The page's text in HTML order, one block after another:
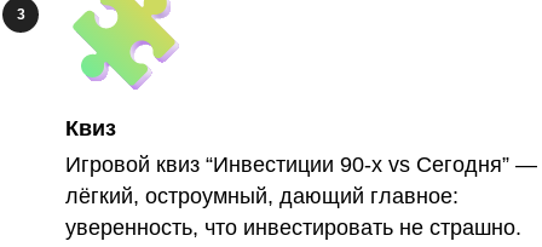
Квиз
Игровой квиз “Инвестиции 90-х vs Сегодня” —
лёгкий, остроумный, дающий главное:
уверенность, что инвестировать не страшно.